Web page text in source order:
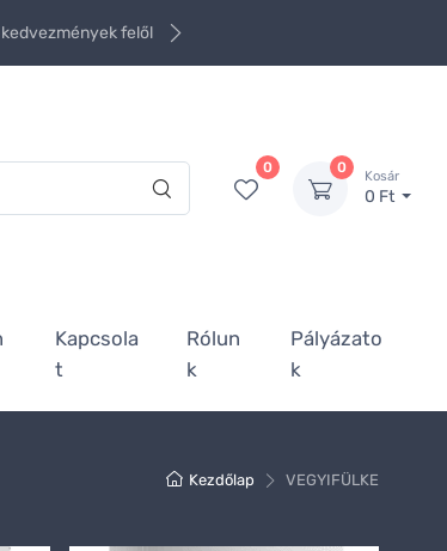
felől
0 0
Kosár
0 Ft
Kapcsola
t
Rólun
k
Pályázato
k
Kezdőlap VEGYIFÜLKE